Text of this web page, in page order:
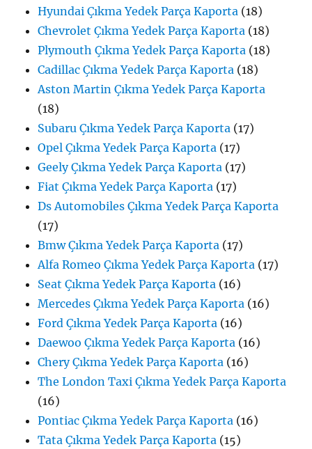
Hyundai Çıkma Yedek Parça Kaporta (18)
Chevrolet Çıkma Yedek Parça Kaporta (18)
Plymouth Çıkma Yedek Parça Kaporta (18)
Cadillac Çıkma Yedek Parça Kaporta (18)
Aston Martin Çıkma Yedek Parça Kaporta
(18)
Subaru Çıkma Yedek Parça Kaporta (17)
Opel Çıkma Yedek Parça Kaporta (17)
Geely Çıkma Yedek Parça Kaporta (17)
Fiat Çıkma Yedek Parça Kaporta (17)
Ds Automobiles Çıkma Yedek Parça Kaporta
(17)
Bmw Çıkma Yedek Parça Kaporta (17)
Alfa Romeo Çıkma Yedek Parça Kaporta (17)
Seat Çıkma Yedek Parça Kaporta (16)
Mercedes Çıkma Yedek Parça Kaporta (16)
Ford Çıkma Yedek Parça Kaporta (16)
Daewoo Çıkma Yedek Parça Kaporta (16)
Chery Çıkma Yedek Parça Kaporta (16)
The London Taxi Çıkma Yedek Parça Kaporta
(16)
Pontiac Çıkma Yedek Parça Kaporta (16)
Tata Çıkma Yedek Parça Kaporta (15)